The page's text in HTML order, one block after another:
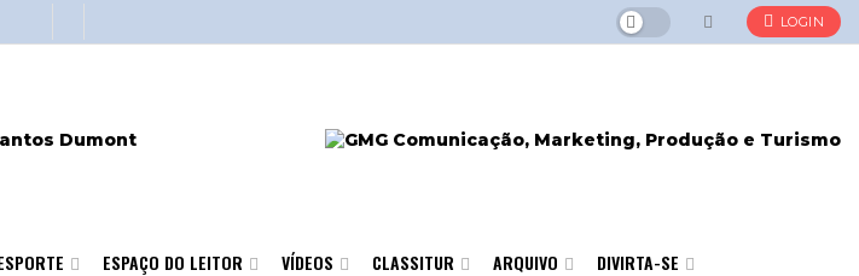
LOGIN
ESPAÇO DO LEITOR VÍDEOS CLASSITUR ARQUIVO DIVIRTA-SE